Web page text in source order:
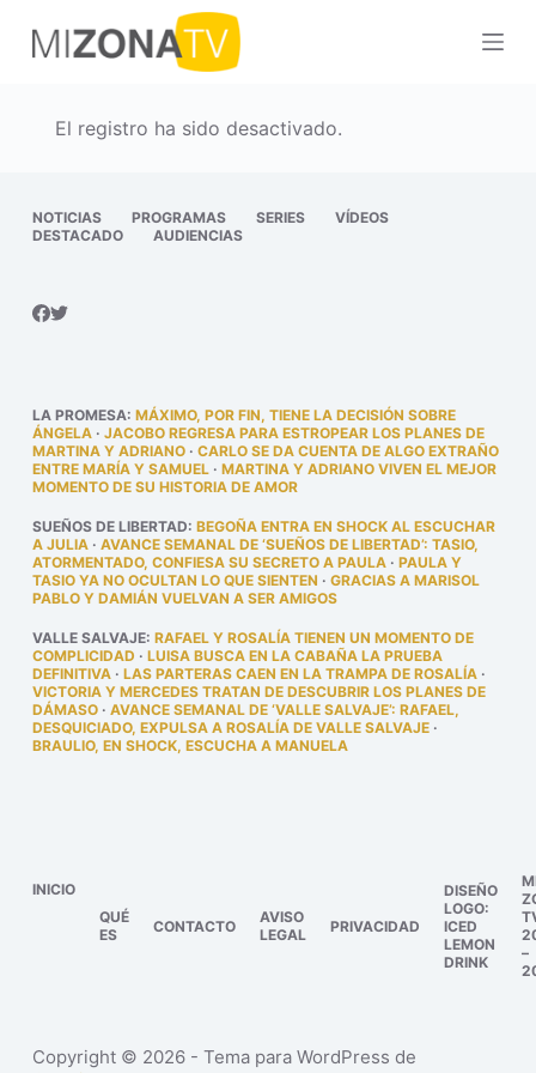
S
a
a
o
n
d
o
El registro ha sido desactivado.
NOTICIAS PROGRAMAS SERIES
VÍDEOS
DESTACADO
AUDIENCIAS
LA PROMESA: MÁXIMO, POR FIN, TIENE LA DECISIÓN SOBRE
ÁNGELA· JACOBO REGRESA PARA ESTROPEAR LOS PLANES DE
MARTINA Y ADRIANO· CARLO SE DA CUENTA DE ALGO EXTRAÑO
ENTRE MARÍA Y SAMUEL· MARTINA Y ADRIANO VIVEN EL MEJOR
MOMENTO DE SU HISTORIA DE AMOR
SUEÑOS DE LIBERTAD: BEGOÑA ENTRA EN SHOCK AL ESCUCHAR
A JULIA· AVANCE SEMANAL DE ‘SUEÑOS DE LIBERTAD’: TASIO,
ATORMENTADO, CONFIESA SU SECRETO A PAULA· PAULA Y
TASIO YA NO OCULTAN LO QUE SIENTEN · GRACIAS A MARISOL
PABLO Y DAMIÁN VUELVAN A SER AMIGOS
VALLE SALVAJE: RAFAEL Y ROSALÍA TIENEN UN MOMENTO DE
COMPLICIDAD · LUISA BUSCA EN LA CABAÑA LA PRUEBA
DEFINITIVA· LAS PARTERAS CAEN EN LA TRAMPA DE ROSALÍA·
VICTORIA Y MERCEDES TRATAN DE DESCUBRIR LOS PLANES DE
DÁMASO· AVANCE SEMANAL DE ‘VALLE SALVAJE’: RAFAEL,
DESQUICIADO, EXPULSA A ROSALÍA DE VALLE SALVAJE·
BRAULIO, EN SHOCK, ESCUCHA A MANUELA
INICIO
QUÉ
ES
CONTACTO
AVISO
LEGAL
PRIVACIDAD
DISEÑO
LOGO:
ICED
LEMON
DRINK
–
Copyright © 2026 - Tema para WordPress de